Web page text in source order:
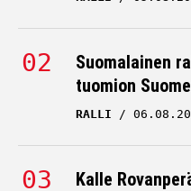
Suomalainen
tuomion
RALLI
Kalle